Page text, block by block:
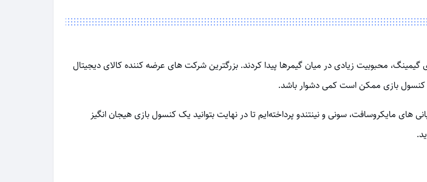
گیمینگ، محبوبیت زیادی در میان گیمرها پیدا کردند. بزرگترین شرکت های عرضه کننده کالای دیجیتال
کنسول بازی ممکن است کمی دشوار باشد.
های مایکروسافت، سونی و نینتندو پرداخته‌ایم تا در نهایت بتوانید یک کنسول بازی هیجان انگیز